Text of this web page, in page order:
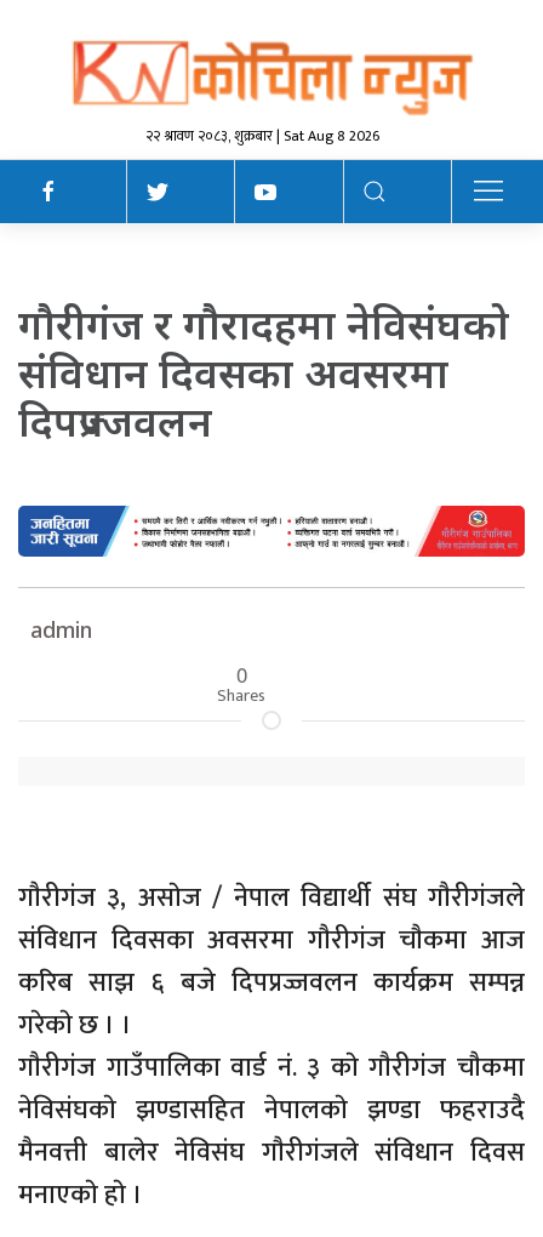
२२ श्रावण २०८३, शुक्रबार | Sat Aug 8 2026
गाैरीगंज र गाैरादहमा नेविसंघकाे
संविधान दिवसका अवसरमा
दिपप्रज्जवलन
admin
0
Shares
गाैरीगंज ३, असाेज / नेपाल विद्यार्थी संघ गाैरीगंजले
संविधान दिवसका अवसरमा गाैरीगंज चाैकमा आज
करिब साझ ६ बजे दिपप्रज्जवलन कार्यक्रम सम्पन्न
गरेकाे छ । ।
गाैरीगंज गाउँपालिका वार्ड नं. ३ काे गाैरीगंज चाैकमा
नेविसंघकाे झण्डासहित नेपालकाे झण्डा फहराउदै
मैनवत्ती बालेर नेविसंघ गाैरीगंजले संविधान दिवस
मनाएकाे हाे ।